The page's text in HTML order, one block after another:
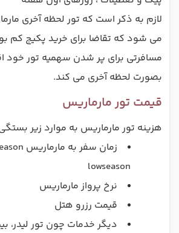
لازم به ذکر است که تور لحظه آخری
می شود که تقاضا برای خرید پکیج کم
مسافرتی برای پر شدن سهمیه تور خود
بصورت لحظه آخری می کند.
قیمت تور مارماریس
هزینه تور مارماریس به موارد زیر
lowseason
نرخ پرواز مارماریس
قیمت رزرو هتل
دیگر خدمات چون تور لیدر،